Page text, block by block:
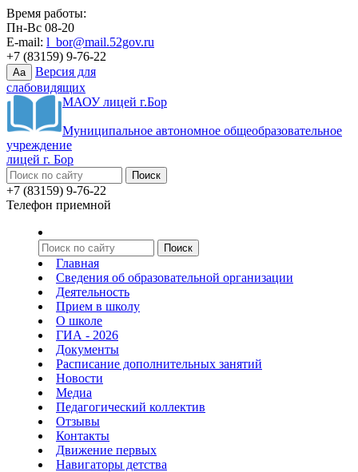
Время работы:
Пн-Вс 08-20
E-mail: l_bor@mail.52gov.ru
+7 (83159) 9-76-22
Aa
Версия для
слабовидящих
МАОУ лицей г.Бор
Муниципальное автономное общеобразовательное
учреждение
лицей г. Бор
+7 (83159) 9-76-22
Телефон приемной
Главная
Сведения об образовательной организации
Деятельность
Прием в школу
О школе
ГИА - 2026
Документы
Расписание дополнительных занятий
Новости
Медиа
Педагогический коллектив
Отзывы
Контакты
Движение первых
Навигаторы детства